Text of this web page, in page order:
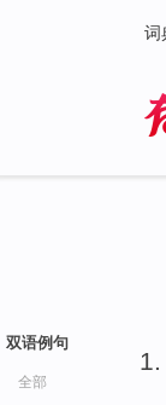
词
双语例句
全部